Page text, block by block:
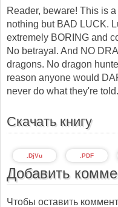
Reader, beware! This is
nothing but BAD LUCK.
extremely BORING and
No betrayal. And NO
dragons. No dragon
reason anyone would
never do what they're
Скачать книгу
.PDF
.DjVu
Добавить
Чтобы оставить